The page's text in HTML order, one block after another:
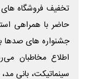
تخفیف فروشگاه
حاضر با همراهی
جشنواره های صدها
اطلاع مخاطبان
سینماتیکت، بانی مد،